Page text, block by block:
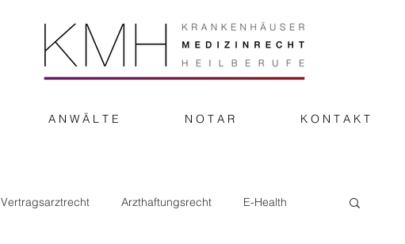
A N W Ä L T E N O T A R K O N T A K T
Vertragsarztrecht Arzthaftungsrecht E-Health